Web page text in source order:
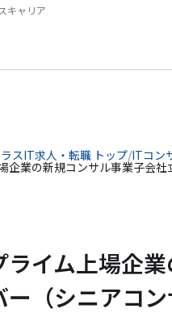
キャリア
スIT求人・転職 トップ/ITコン
企業の新規コンサル事業子会社
ライム上場企
（シニアコン